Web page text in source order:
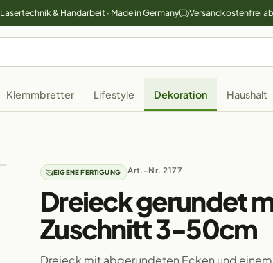
Lasertechnik & Handarbeit · Made in Germany Versandkostenfrei ab
Klemmbretter Lifestyle Dekoration Haushalt
EIGENE FERTIGUNG Art.-Nr. 2177
Dreieck gerundet
Zuschnitt 3-50cm
Dreieck mit abgerundeten Ecken und